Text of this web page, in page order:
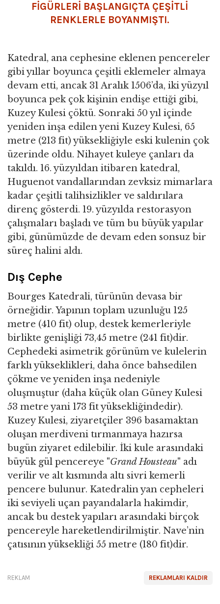
FİGÜRLERİ BAŞLANGIÇTA ÇEŞİTLİ
RENKLERLE BOYANMIŞTI.
Katedral, ana cephesine eklenen pencereler
gibi yıllar boyunca çeşitli eklemeler almaya
devam etti, ancak 31 Aralık 1506’da, iki yüzyıl
boyunca pek çok kişinin endişe ettiği gibi,
Kuzey Kulesi çöktü. Sonraki 50 yıl içinde
yeniden inşa edilen yeni Kuzey Kulesi, 65
metre (213 fit) yüksekliğiyle eski kulenin çok
üzerinde oldu. Nihayet kuleye çanları da
takıldı. 16. yüzyıldan itibaren katedral,
Huguenot vandallarından zevksiz mimarlara
kadar çeşitli talihsizlikler ve saldırılara
direnç gösterdi. 19. yüzyılda restorasyon
çalışmaları başladı ve tüm bu büyük yapılar
gibi, günümüzde de devam eden sonsuz bir
süreç halini aldı.
Dış Cephe
Bourges Katedrali, türünün devasa bir
örneğidir. Yapının toplam uzunluğu 125
metre (410 fit) olup, destek kemerleriyle
birlikte genişliği 73,45 metre (241 fit)dir.
Cephedeki asimetrik görünüm ve kulelerin
farklı yükseklikleri, daha önce bahsedilen
çökme ve yeniden inşa nedeniyle
oluşmuştur (daha küçük olan Güney Kulesi
53 metre yani 173 fit yüksekliğindedir).
Kuzey Kulesi, ziyaretçiler 396 basamaktan
oluşan merdiveni tırmanmaya hazırsa
bugün ziyaret edilebilir. İki kule arasındaki
büyük gül pencereye "Grand Housteau" adı
verilir ve alt kısmında altı sivri kemerli
pencere bulunur. Katedralin yan cepheleri
iki seviyeli uçan payandalarla hakimdir,
ancak bu destek yapıları arasındaki birçok
pencereyle hareketlendirilmiştir. Nave’nin
çatısının yüksekliği 55 metre (180 fit)dir.
REKLAMLARI KALDIR
REKLAM